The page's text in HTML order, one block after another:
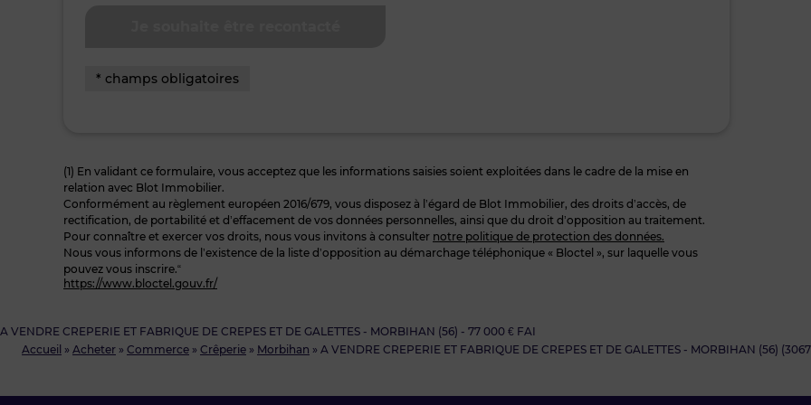
Accueil » Acheter » Commerce » Crêperie » Morbihan » A VENDRE CREPERIE ET FABRIQUE DE CREPES ET DE GALETTES - MORBIHAN (56)
A VENDRE CREPERIE ET FABRIQUE DE CREPES ET DE GALETTES - MORBIHAN (56) - 77 000 € FAI
* champs obligatoires
(1) En validant ce formulaire, vous acceptez que les informations saisies soient exploitées dans le cadre de la mise en
relation avec Blot Immobilier.
Conformément au règlement européen 2016/679, vous disposez à l’égard de Blot Immobilier, des droits d’accès, de
rectification, de portabilité et d’effacement de vos données personnelles, ainsi que du droit d’opposition au traitement.
Pour connaître et exercer vos droits, nous vous invitons à consulter notre politique de protection des données.
Nous vous informons de l’existence de la liste d’opposition au démarchage téléphonique « Bloctel », sur laquelle vous
pouvez vous inscrire.“
https://www.bloctel.gouv.fr/